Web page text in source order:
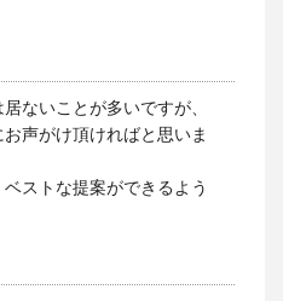
ないことが多いですが、
声がけ頂ければと思いま
ストな提案ができるよう